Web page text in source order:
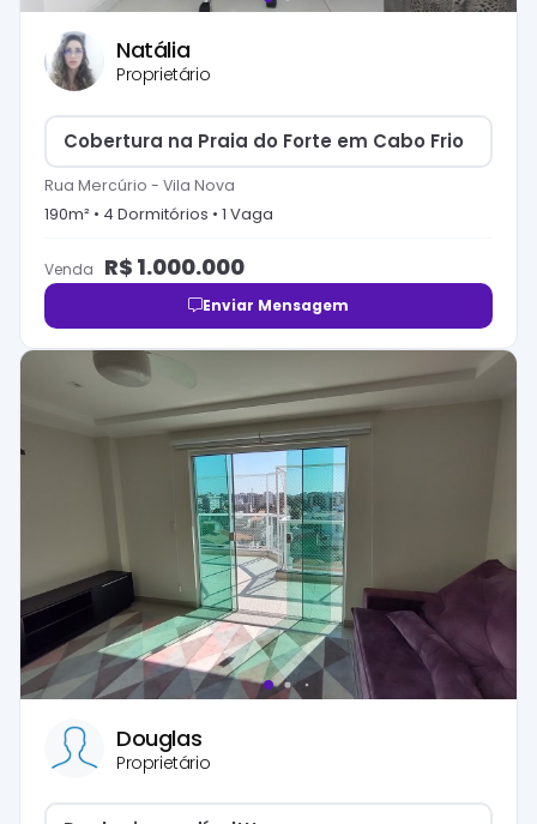
Natália
Proprietário
Cobertura na Praia do Forte em Cabo Frio
Rua Mercúrio - Vila Nova
190m² • 4 Dormitórios • 1 Vaga
Venda R$ 1.000.000
Enviar Mensagem
Douglas
Proprietário